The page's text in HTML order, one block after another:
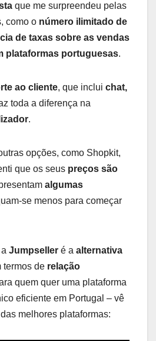
Desde 4.5€
Número de Produtos
Ilimitados
Depende
Taxas Sobre as Vendas
Não
Depende
Sim
Integração Com Plataformas
Portuguesas
que me surpreendeu pelas
como o número ilimitado de
de taxas sobre as vendas
plataformas portuguesas.
ao cliente, que inclui chat,
toda a diferença na
.
opções, como Shopkit,
que os seus preços são
algumas
se menos para começar
Jumpseller é a alternativa
termos de relação
quem quer uma plataforma
eficiente em Portugal – vê
melhores plataformas: